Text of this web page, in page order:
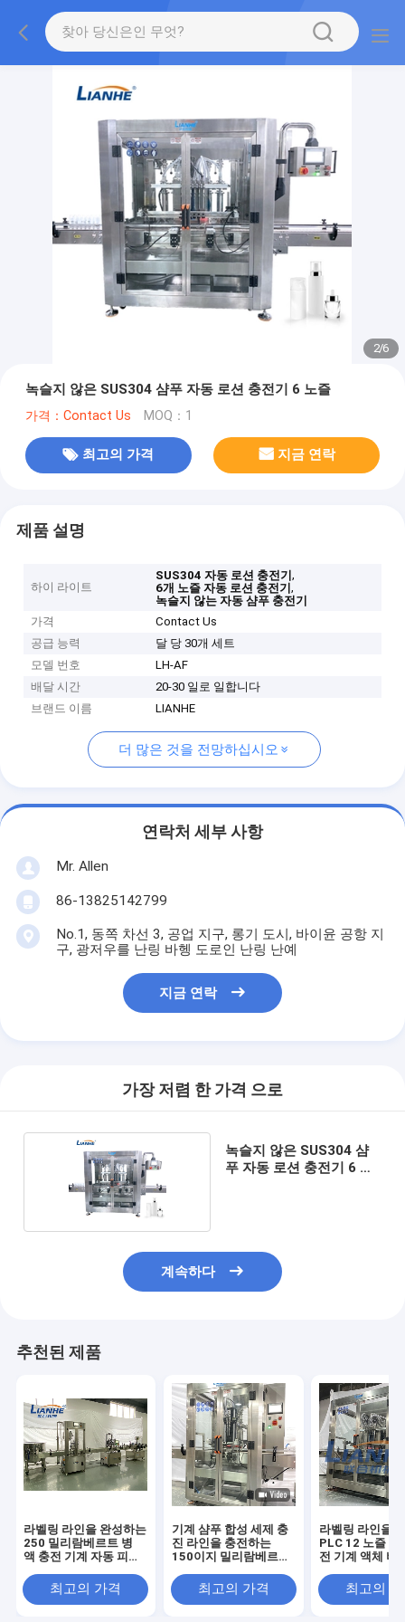
2/6
녹슬지 않은 SUS304 샴푸 자동 로션 충전기 6 노즐
가격：Contact Us MOQ：1
최고의 가격 지금 연락
제품 설명
하이 라이트
SUS304 자동 로션 충전기,
6개 노즐 자동 로션 충전기,
녹슬지 않는 자동 샴푸 충전기
가격
Contact Us
공급 능력
달 당 30개 세트
모델 번호
LH-AF
배달 시간
20-30 일로 일합니다
브랜드 이름
LIANHE
더 많은 것을 전망하십시오
연락처 세부 사항
Mr. Allen
86-13825142799
No.1, 동쪽 차선 3, 공업 지구, 롱기 도시, 바이윤 공항 지
구, 광저우를 난링 바헹 도로인 난링 난예
지금 연락
가장 저렴 한 가격 으로
녹슬지 않은 SUS304 샴
푸 자동 로션 충전기 6 노
계속하다
추천된 제품
라벨링 라인을 완성하는
250 밀리람베르트 병
액 충전 기계 자동 피스
최고의 가격
기계 샴푸 합성 세제 충
진 라인을 충전하는
150이지 밀리람베르트
최고의 가격
라벨링 라인을
PLC 12 노즐 자
전 기계 액체 비
최고의